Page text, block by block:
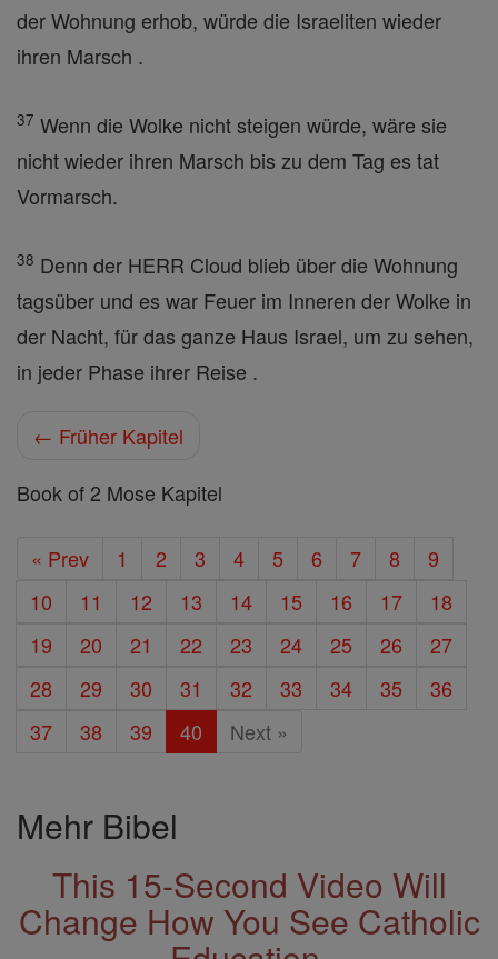
der Wohnung erhob, würde die Israeliten wieder
ihren Marsch .
37 Wenn die Wolke nicht steigen würde, wäre sie
nicht wieder ihren Marsch bis zu dem Tag es tat
Vormarsch.
38 Denn der HERR Cloud blieb über die Wohnung
tagsüber und es war Feuer im Inneren der Wolke in
der Nacht, für das ganze Haus Israel, um zu sehen,
in jeder Phase ihrer Reise .
← Früher Kapitel
Book of 2 Mose Kapitel
« Prev 1 2 3 4 5 6 7 8
9
10
11 12 13 14 15 16 17
18
19
20 21 22 23 24 25 26
27
28
29 30 31 32 33 34 35
36
37
38 39 40 Next »
Mehr Bibel
This 15-Second Video Will
Change How You See Catholic